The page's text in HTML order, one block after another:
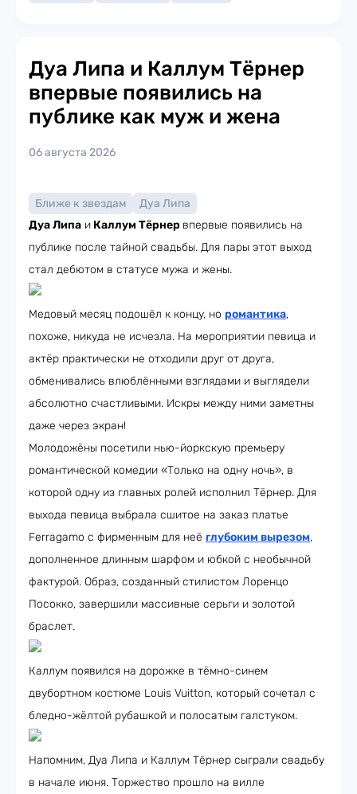
Дуа Липа и Каллум Тёрнер
впервые появились на
публике как муж и жена
06 августа 2026
Ближе к звездам
Дуа Липа
Дуа Липа и Каллум Тёрнер впервые появились на
публике после тайной свадьбы. Для пары этот выход
стал дебютом в статусе мужа и жены.
Медовый месяц подошёл к концу, но романтика,
похоже, никуда не исчезла. На мероприятии певица и
актёр практически не отходили друг от друга,
обменивались влюблёнными взглядами и выглядели
абсолютно счастливыми. Искры между ними заметны
даже через экран!
Молодожёны посетили нью-йоркскую премьеру
романтической комедии «Только на одну ночь», в
которой одну из главных ролей исполнил Тёрнер. Для
выхода певица выбрала сшитое на заказ платье
Ferragamo с фирменным для неё глубоким вырезом,
дополненное длинным шарфом и юбкой с необычной
фактурой. Образ, созданный стилистом Лоренцо
Посокко, завершили массивные серьги и золотой
браслет.
Каллум появился на дорожке в тёмно-синем
двубортном костюме Louis Vuitton, который сочетал с
бледно-жёлтой рубашкой и полосатым галстуком.
Напомним, Дуа Липа и Каллум Тёрнер сыграли свадьбу
в начале июня. Торжество прошло на вилле